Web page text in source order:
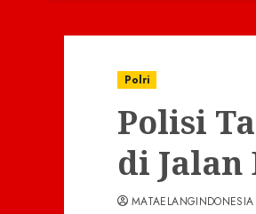
Polri
Polisi
di Jalan
MATAELANGINDONESIA